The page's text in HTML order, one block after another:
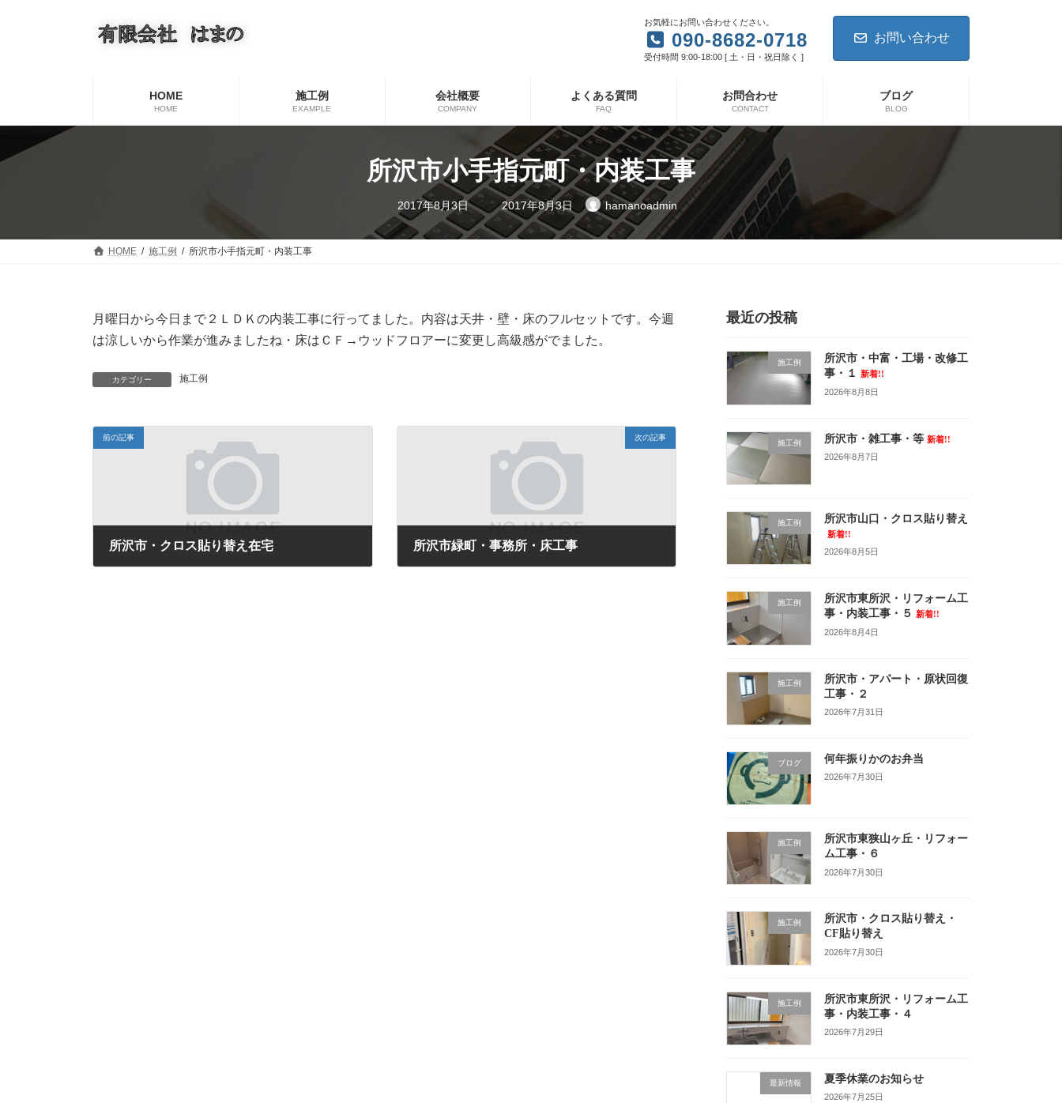
キ
プ
に
動
お気軽にお問い合わせください。
090-8682-0718
受付時間 9:00-18:00 [ 土・日・祝日除く ]
お問い合わせ
HOME
HOME
施工例
EXAMPLE
会社概要
COMPANY
よくある質問
FAQ
お問合わせ
CONTACT
ブログ
BLOG
所沢市小手指元町・内装工事
2017年8月3日
最
終
新
日
2017年8月3日 hamanoadmin
HOME 施工例 所沢市小手指元町・内装工事
月曜日から今日まで２ＬＤＫの内装工事に行ってました。内容は天井・壁・床のフルセットです。今週
は涼しいから作業が進みましたね・床はＣＦ→ウッドフロアーに変更し高級感がでました。
カテゴリー 施工例
前の記事
所沢市・クロス貼り替え在宅
次の記事
所沢市緑町・事務所・床工事
最近の投稿
施工例
所沢市・中富・工場・改修工
事・１
新着!!
2026年8月8日
施工例 所沢市・雑工事・等 新着!!
2026年8月7日
施工例 所沢市山口・クロス貼り替え
新着!!
2026年8月5日
施工例
所沢市東所沢・リフォーム工
事・内装工事・５
新着!!
2026年8月4日
施工例
所沢市・アパート・原状回復
工事・２
2026年7月31日
ブログ 何年振りかのお弁当
2026年7月30日
施工例
所沢市東狭山ヶ丘・リフォー
ム工事・６
2026年7月30日
施工例
所沢市・クロス貼り替え・
CF貼り替え
2026年7月30日
施工例
所沢市東所沢・リフォーム工
事・内装工事・４
2026年7月29日
最新情報 夏季休業のお知らせ
2026年7月25日